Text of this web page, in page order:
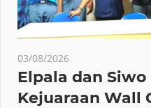
03/08/2026
Elpala dan
Kejuaraan Wall